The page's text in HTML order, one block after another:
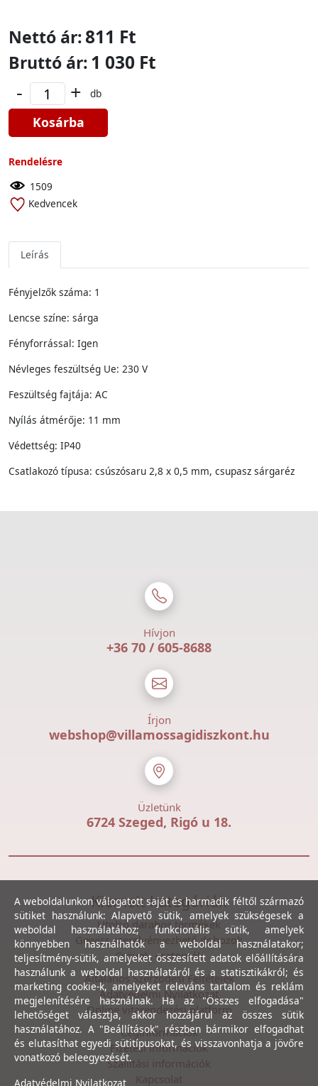
Nettó ár:811 Ft
Bruttó ár:1 030 Ft
- + db
Kosárba
Rendelésre
1509
Kedvencek
Leírás
Fényjelzők száma: 1
Lencse színe: sárga
Fényforrással: Igen
Névleges feszültség Ue: 230 V
Feszültség fajtája: AC
Nyílás átmérője: 11 mm
Védettség: IP40
Csatlakozó típusa: csúszósaru 2,8 x 0,5 mm, csupasz sárgaréz
Hívjon
+36 70 / 605-8688
Írjon
webshop@villamossagidiszkont.hu
Üzletünk
6724 Szeged, Rigó u 18.
Kiemelt kategóriák
Utolsó darabos termékek
Gewiss szerelvényezhető dobozok
Csövek, csatornák
Általános Szerződési Feltételek
Adatvédelmi Nyilatkozat
Online vitarendezési platform
Céginformációk
Fizetési információk
Szállítási információk
Kapcsolat
A weboldalunkon válogatott saját és harmadik féltől származó
sütiket használunk: Alapvető sütik, amelyek szükségesek a
weboldal használatához; funkcionális sütik, amelyek
könnyebben használhatók a weboldal használatakor;
teljesítmény-sütik, amelyeket összesített adatok előállítására
használunk a weboldal használatáról és a statisztikákról; és
marketing cookie-k, amelyeket releváns tartalom és reklám
megjelenítésére használnak. Ha az "Összes elfogadása"
lehetőséget választja, akkor hozzájárul az összes sütik
használatához. A "Beállítások" részben bármikor elfogadhat
és elutasíthat egyedi sütitípusokat, és visszavonhatja a jövőre
vonatkozó beleegyezését.
Adatvédelmi Nyilatkozat